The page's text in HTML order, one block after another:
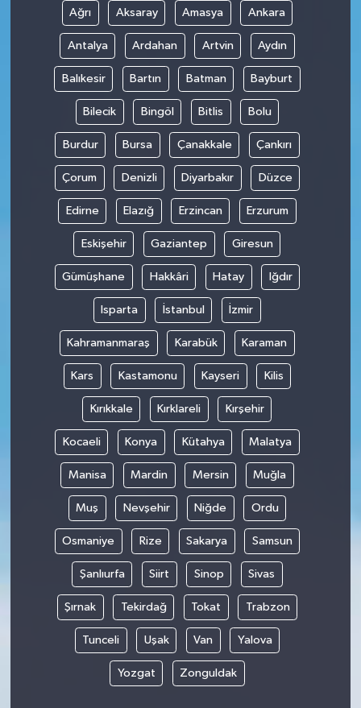
Ağrı Aksaray Amasya Ankara
Antalya Ardahan Artvin Aydın
Balıkesir Bartın Batman Bayburt
Bilecik Bingöl Bitlis Bolu
Burdur Bursa Çanakkale Çankırı
Çorum Denizli Diyarbakır Düzce
Edirne Elazığ Erzincan Erzurum
Eskişehir Gaziantep Giresun
Gümüşhane Hakkâri Hatay Iğdır
Isparta İstanbul İzmir
Kahramanmaraş Karabük Karaman
Kars Kastamonu Kayseri Kilis
Kırıkkale Kırklareli Kırşehir
Kocaeli Konya Kütahya Malatya
Manisa Mardin Mersin Muğla
Muş Nevşehir Niğde Ordu
Osmaniye Rize Sakarya Samsun
Şanlıurfa Siirt Sinop Sivas
Şırnak Tekirdağ Tokat Trabzon
Tunceli Uşak Van Yalova
Yozgat Zonguldak